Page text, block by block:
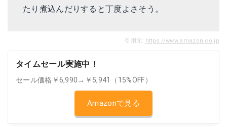
たり煮込んだりすると丁度よさそう。
引用元: https://www.amazon.co.jp
タイムセール実施中！
セール価格￥6,990→￥5,941（15%OFF）
Amazonで見る